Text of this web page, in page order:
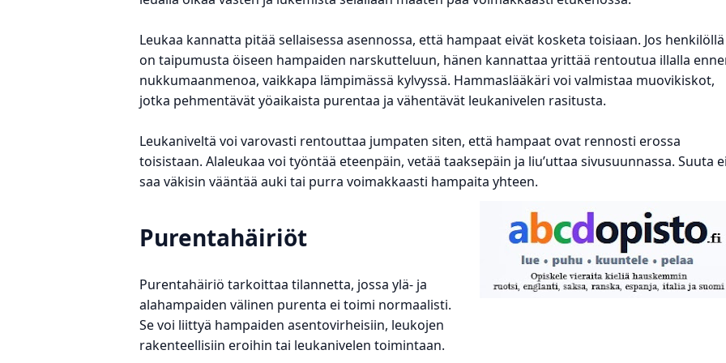
Leukaa kannatta pitää sellaisessa asennossa, että hampaat eivät kosketa toisiaan. Jos henkilöllä
on taipumusta öiseen hampaiden narskutteluun, hänen kannattaa yrittää rentoutua illalla
nukkumaanmenoa, vaikkapa lämpimässä kylvyssä. Hammaslääkäri voi valmistaa muovikiskot,
jotka pehmentävät yöaikaista purentaa ja vähentävät leukanivelen rasitusta.
Leukaniveltä voi varovasti rentouttaa jumpaten siten, että hampaat ovat rennosti erossa
toisistaan. Alaleukaa voi työntää eteenpäin, vetää taaksepäin ja liu’uttaa sivusuunnassa. Suuta
saa väkisin vääntää auki tai purra voimakkaasti hampaita yhteen.
Purentahäiriöt
Purentahäiriö tarkoittaa tilannetta, jossa ylä- ja
alahampaiden välinen purenta ei toimi normaalisti.
Se voi liittyä hampaiden asentovirheisiin, leukojen
rakenteellisiin eroihin tai leukanivelen toimintaan.